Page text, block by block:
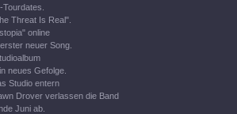
Threat Is Real".
online
neuer Song.
neues Gefolge.
Studio entern
Drover verlassen die Band
Juni ab.